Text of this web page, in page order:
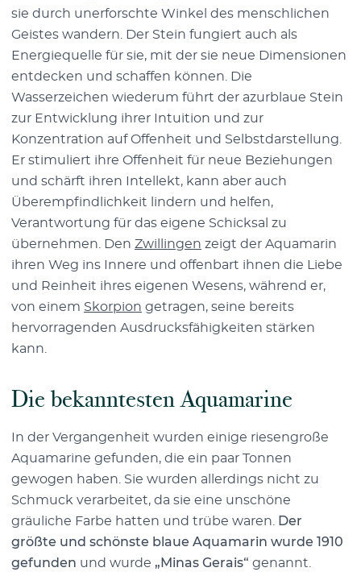
sie durch unerforschte Winkel des menschlichen
Geistes wandern. Der Stein fungiert auch als
Energiequelle für sie, mit der sie neue Dimensionen
entdecken und schaffen können. Die
Wasserzeichen wiederum führt der azurblaue Stein
zur Entwicklung ihrer Intuition und zur
Konzentration auf Offenheit und Selbstdarstellung.
Er stimuliert ihre Offenheit für neue Beziehungen
und schärft ihren Intellekt, kann aber auch
Überempfindlichkeit lindern und helfen,
Verantwortung für das eigene Schicksal zu
übernehmen. Den Zwillingen zeigt der Aquamarin
ihren Weg ins Innere und offenbart ihnen die Liebe
und Reinheit ihres eigenen Wesens, während er,
von einem Skorpion getragen, seine bereits
hervorragenden Ausdrucksfähigkeiten stärken
kann.
Die bekanntesten Aquamarine
In der Vergangenheit wurden einige riesengroße
Aquamarine gefunden, die ein paar Tonnen
gewogen haben. Sie wurden allerdings nicht zu
Schmuck verarbeitet, da sie eine unschöne
gräuliche Farbe hatten und trübe waren.
Der
größte und schönste blaue Aquamarin wurde 1910
gefunden und wurde „Minas Gerais“ genannt.